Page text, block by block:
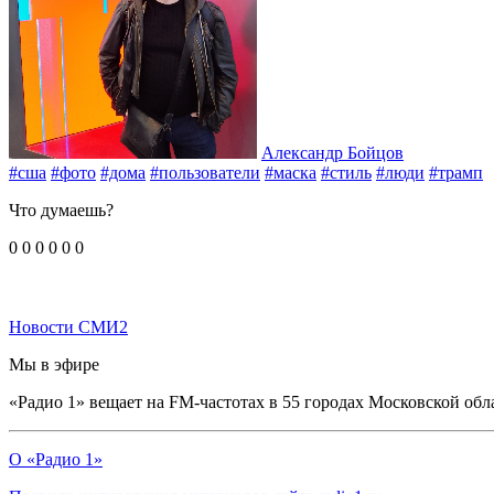
Александр Бойцов
#сша #фото #дома #пользователи #маска #стиль #люди #трамп
Что думаешь?
0 0 0 0 0 0
Новости СМИ2
Мы в эфире
«Радио 1» вещает на FM-частотах в 55 городах Московской
О «Радио 1»